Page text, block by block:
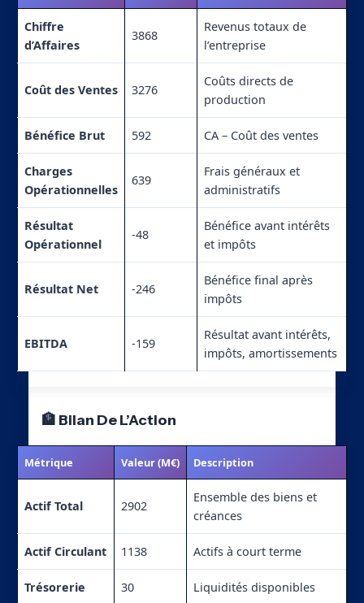
Chiffre
d’Affaires
3868
Revenus totaux de
l’entreprise
Coût des Ventes 3276
Coûts directs de
production
Bénéfice Brut 592 CA – Coût des ventes
Charges
Opérationnelles
639
Frais généraux et
administratifs
Résultat
Opérationnel
-48
Bénéfice avant intérêts
et impôts
Résultat Net -246
Bénéfice final après
impôts
EBITDA -159
Résultat avant intérêts,
impôts, amortissements
🏦 Bilan De L’Action
Métrique Valeur (M€) Description
Actif Total 2902
Ensemble des biens et
créances
Actif Circulant 1138 Actifs à court terme
Trésorerie 30 Liquidités disponibles